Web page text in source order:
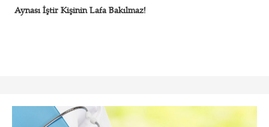
Aynası İştir Kişinin Lafa Bakılmaz!